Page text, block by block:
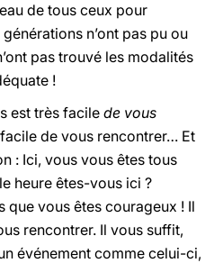
de tous ceux pour
n’ont pas pu ou
pas trouvé les modalités
!
est très facile de vous
de vous rencontrer… Et
: Ici, vous vous êtes tous
heure êtes-vous ici ?
que vous êtes courageux ! Il
rencontrer. Il vous suffit,
événement comme celui-ci,